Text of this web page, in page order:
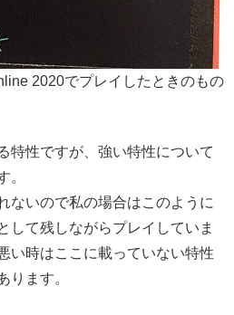
2020でプレイしたときのもの
特性ですが、強い特性について
。
ないので私の場合はこのように
して残しながらプレイしていま
い時はここに載っていない特性
ります。